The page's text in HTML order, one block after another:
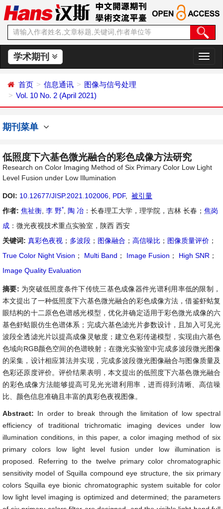
学术期刊
切
换
首页 信息通讯
图像与信号处理
Vol. 10 No. 2 (April 2021)
期刊菜单
低照度下六基色微光融合的彩色成像方法研究
Research on Color Imaging Method of Six Primary Color Low Light
Level Fusion under Low Illumination
DOI: 10.12677/JISP.2021.102006 PDF,
被引量
作者: 焦祉衡 李 野* 陶 冶 ：长春理工大学，理学院，吉林 长春； 焦岗
成 ：微光夜视技术重点实验室，陕西 西安
关键词: 真彩色夜视 ； 多波段 ； 图像融合 ； 高信噪比 ； 图像质量评价 ；
True Color Night Vision ； Multi Band ； Image Fusion ； High SNR ；
Image Quality Evaluation
摘要: 为突破低照度条件下传统三基色成像器件光谱利用率低的限制，
本文提出了一种低照度下六基色微光融合的彩色成像方法，借鉴虾蛄复
眼结构的十二原色色谱感光模型，优化并确定适用于彩色微光成像的六
基色虾蛄眼仿生色谱体系；完成六基色滤光片参数设计，且加入可见光
波段全透滤光片以提高成像灵敏度；建立色彩传递模型，实现由六基色
色域向RGB颜色空间的色谱映射；在微光实验室中完成多波段微光图像
的采集，设计相应算法并实现，完成多波段微光图像融合与图像质量及
色彩还原度评价。评价结果表明，本文提出的低照度下六基色微光融合
的彩色成像方法能够提高可见光光谱利用率，进而得到清晰、高信噪
比、颜色信息准确且丰富的真彩色夜视图像。
Abstract: In order to break through the limitation of low spectral
efficiency of traditional trichromatic imaging devices under low
illumination conditions, in this paper, a color imaging method of six
primary colors low light level fusion under low illumination is
proposed. Referring to the twelve primary color chromatographic
sensitivity model of Squilla compound eye structure, the six primary
colors Squilla eye bionic chromatographic system suitable for color
low light level imaging is optimized and determined; the parameters